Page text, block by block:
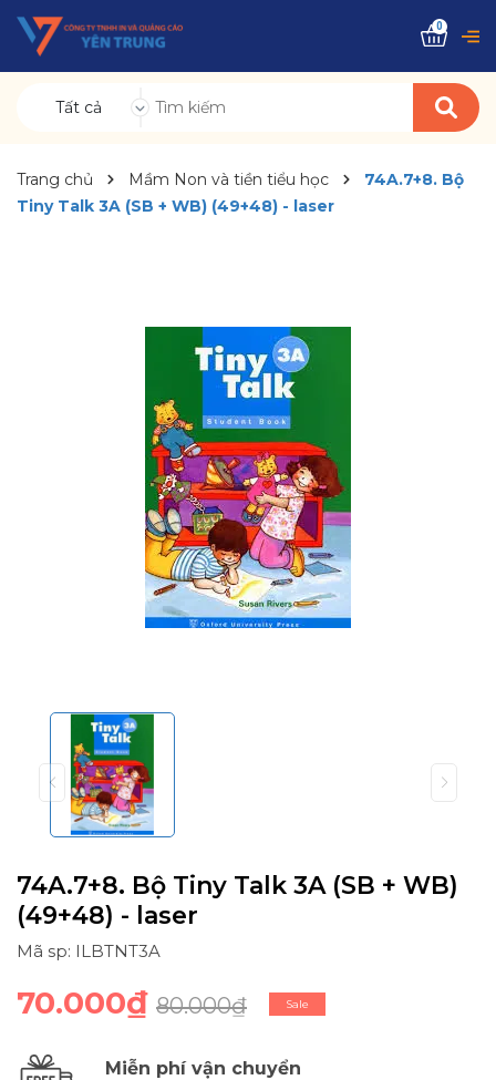
Tất cả
0
Trang chủ Mầm Non và tiền tiểu học
74A.7+8. Bộ
Tiny Talk 3A (SB + WB) (49+48) - laser
74A.7+8. Bộ Tiny Talk 3A (SB + WB)
(49+48) - laser
Mã sp: ILBTNT3A
70.000₫ 80.000₫ Sale
Miễn phí vận chuyển